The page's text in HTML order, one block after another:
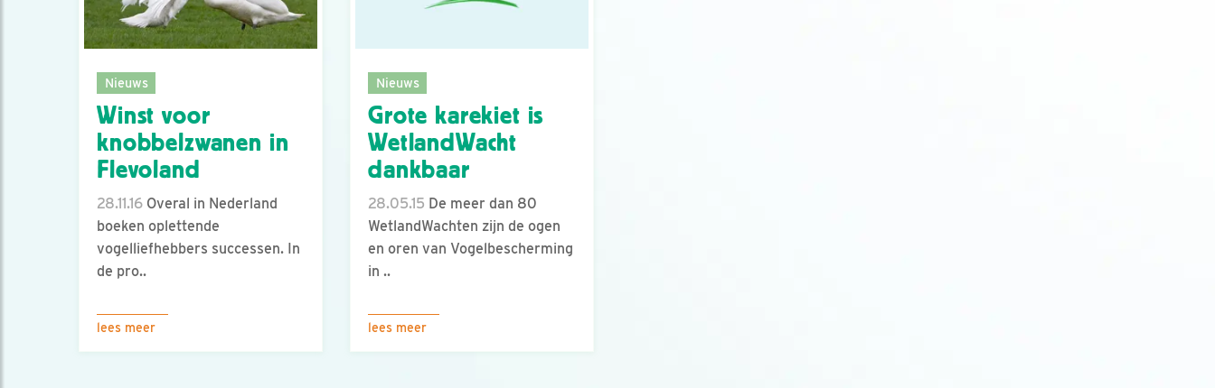
Nieuws
Winst voor
knobbelzwanen in
Flevoland
28.11.16 Overal in Nederland
boeken oplettende
vogelliefhebbers successen. In
de pro..
lees meer
Nieuws
Grote karekiet is
WetlandWacht
dankbaar
28.05.15 De meer dan 80
WetlandWachten zijn de ogen
en oren van Vogelbescherming
in ..
lees meer